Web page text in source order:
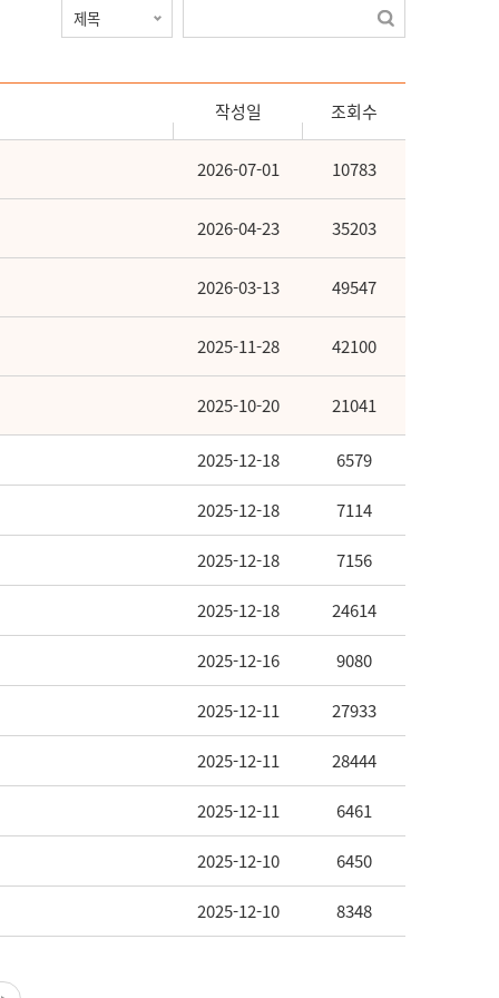
작성일 조회수
2026-07-01 10783
2026-04-23 35203
2026-03-13 49547
2025-11-28 42100
2025-10-20 21041
2025-12-18 6579
2025-12-18 7114
2025-12-18 7156
2025-12-18 24614
2025-12-16 9080
2025-12-11 27933
2025-12-11 28444
2025-12-11 6461
2025-12-10 6450
2025-12-10 8348